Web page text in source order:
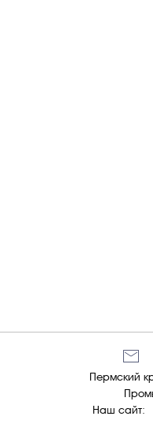
Наш сайт:
Пермский